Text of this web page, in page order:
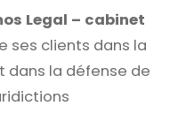
Legal – cabinet
ses clients dans la
dans la défense de